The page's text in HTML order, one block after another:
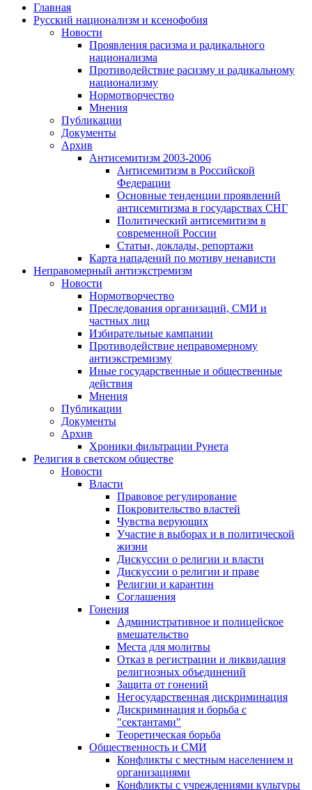
Главная
Русский национализм и ксенофобия
Новости
Проявления расизма и радикального
национализма
Противодействие расизму и радикальному
национализму
Нормотворчество
Мнения
Публикации
Документы
Архив
Антисемитизм 2003-2006
Антисемитизм в Российской
Федерации
Основные тенденции проявлений
антисемитизма в государствах СНГ
Политический антисемитизм в
современной России
Статьи, доклады, репортажи
Карта нападений по мотиву ненависти
Неправомерный антиэкстремизм
Новости
Нормотворчество
Преследования организаций, СМИ и
частных лиц
Избирательные кампании
Противодействие неправомерному
антиэкстремизму
Иные государственные и общественные
действия
Мнения
Публикации
Документы
Архив
Хроники фильтрации Рунета
Религия в светском обществе
Новости
Власти
Правовое регулирование
Покровительство властей
Чувства верующих
Участие в выборах и в политической
жизни
Дискуссии о религии и власти
Дискуссии о религии и праве
Религии и карантин
Соглашения
Гонения
Административное и полицейское
вмешательство
Места для молитвы
Отказ в регистрации и ликвидация
религиозных объединений
Защита от гонений
Негосударственная дискриминация
Дискриминация и борьба с
"сектантами"
Теоретическая борьба
Общественность и СМИ
Конфликты с местным населением и
организациями
Конфликты с учреждениями культуры